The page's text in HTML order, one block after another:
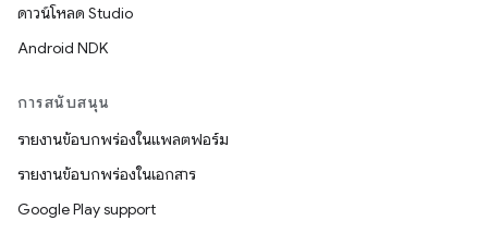
ดาวน์โหลด Studio
Android NDK
การสนับสนุน
รายงานข้อบกพร่องในแพลตฟอร์ม
รายงานข้อบกพร่องในเอกสาร
Google Play support